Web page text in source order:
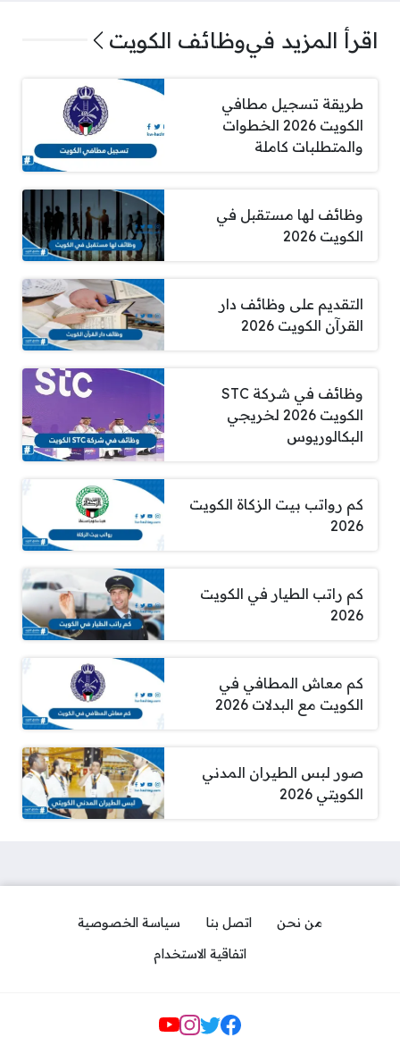
اقرأ المزيد فيوظائف الكويت
طريقة تسجيل مطافي
الكويت 2026 الخطوات
والمتطلبات كاملة
وظائف لها مستقبل في
الكويت 2026
التقديم على وظائف دار
القرآن الكويت 2026
وظائف في شركة STC
الكويت 2026 لخريجي
البكالوريوس
كم رواتب بيت الزكاة الكويت
2026
كم راتب الطيار في الكويت
2026
كم معاش المطافي في
الكويت مع البدلات 2026
صور لبس الطيران المدني
الكويتي 2026
من نحن اتصل بنا
سياسة الخصوصية
اتفاقية الاستخدام
Social Links